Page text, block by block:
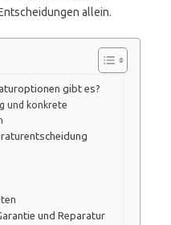
allein.
gibt es?
und konkrete
und Reparatur